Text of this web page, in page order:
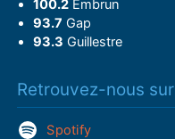
100.2Embrun
93.7 Gap
93.3 Guillestre
Retrouvez-nous sur
Spotify